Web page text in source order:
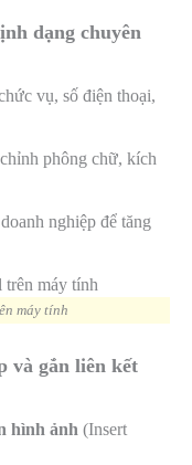
dạng chuyên
vụ, số điện thoại,
phông chữ, kích
nghiệp để tăng
máy tính
và gắn liên kết
hình ảnh (Insert